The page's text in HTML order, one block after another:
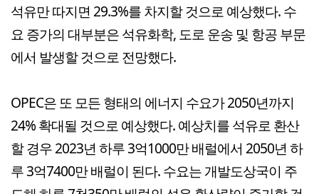
석유만 따지면 29.3%를 차지할 것으로 예상했다. 수
요 증가의 대부분은 석유화학, 도로 운송 및 항공 부문
에서 발생할 것으로 전망했다.
OPEC은 또 모든 형태의 에너지 수요가 2050년까지
24% 확대될 것으로 예상했다. 예상치를 석유로 환산
할 경우 2023년 하루 3억1000만 배럴에서 2050년 하
루 3억7400만 배럴이 된다. 수요는 개발도상국이 주